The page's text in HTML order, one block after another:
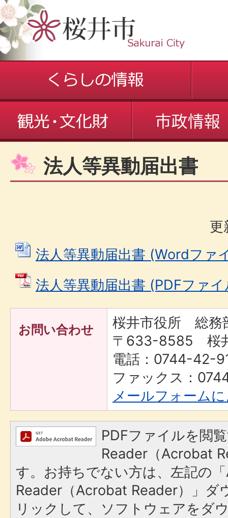
法人等異動届出書
更
法人等異動届出書 (Wordファ
法人等異動届出書 (PDFファ
お問い合わせ
桜井市役所 総
〒633-8585 桜
電話：0744-42-
ファックス：
メールフォーム
PDFファイルを閲
Reader（Acrobat
す。お持ちでない方は、左記の
Reader（Acrobat Reader）」ダ
リックして、ソフトウェアをダ